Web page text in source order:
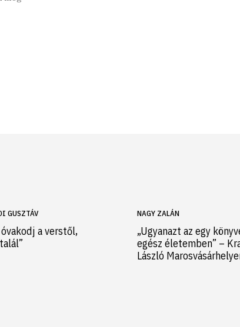
GUSZTÁV
a verstől,
NAGY ZALÁN
„Ugyanazt az egy
egész életemben” –
László